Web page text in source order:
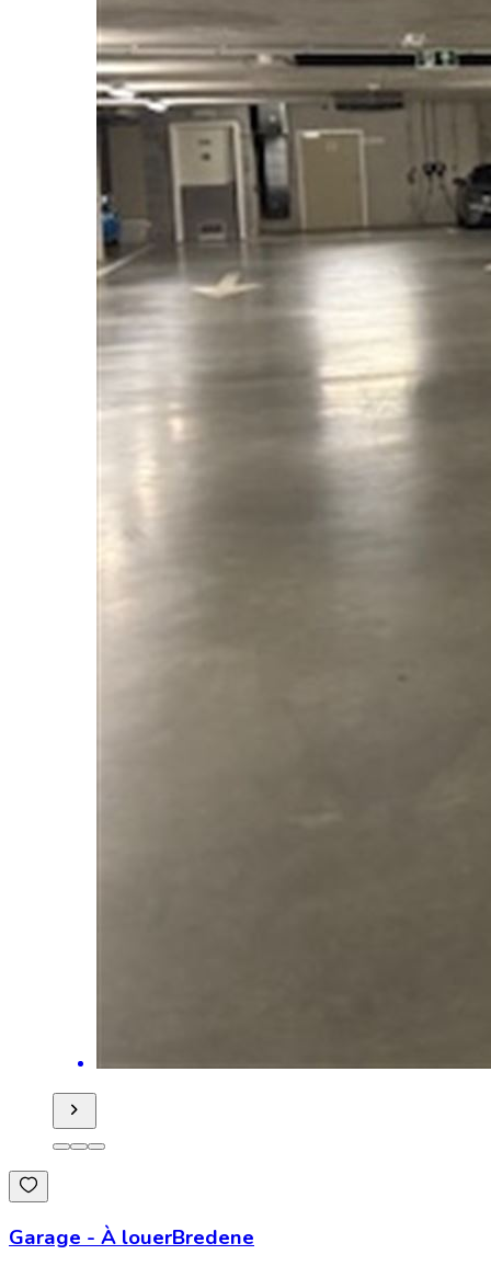
Garage - À louerBredene